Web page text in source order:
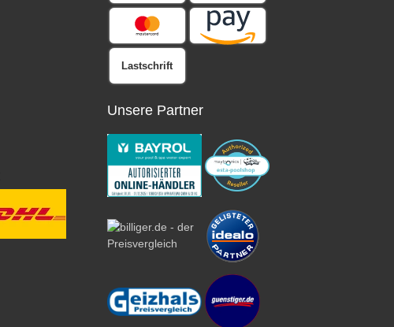
Lastschrift
Unsere Partner